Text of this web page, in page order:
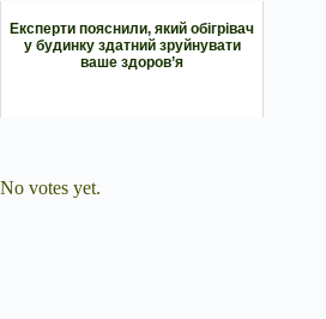
Експерти пояснили, який обігрівач
у будинку здатний зруйнувати
ваше здоров’я
No votes yet.